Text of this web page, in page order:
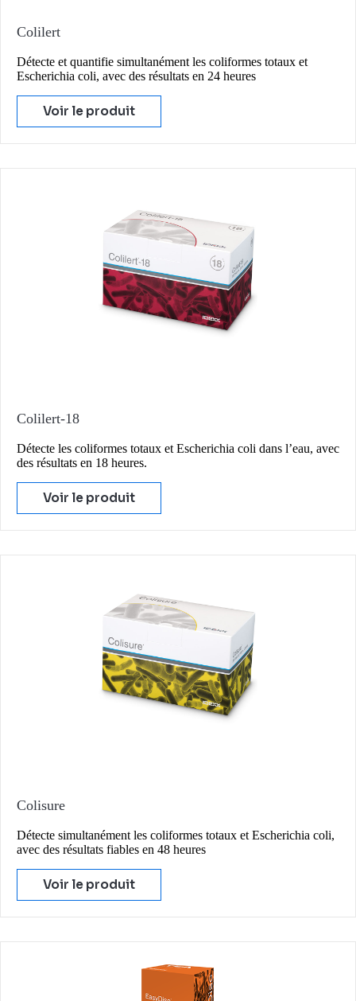
Colilert
Détecte et quantifie simultanément les coliformes totaux et
Escherichia coli, avec des résultats en 24 heures
Voir le produit
Colilert-18
Détecte les coliformes totaux et Escherichia coli dans l’eau, avec
des résultats en 18 heures.
Voir le produit
Colisure
Détecte simultanément les coliformes totaux et Escherichia coli,
avec des résultats fiables en 48 heures
Voir le produit